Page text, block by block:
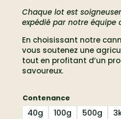
Chaque lot est
expédié par notre équipe
En choisissant notre
vous soutenez une
tout en profitant d’un
savoureux.
Contenance
40g 100g 500g